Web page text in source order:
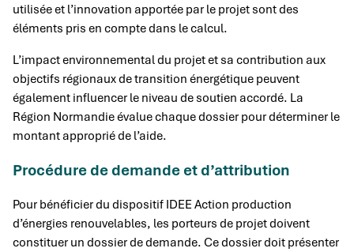
utilisée et l’innovation apportée par le projet sont des
éléments pris en compte dans le calcul.
L’impact environnemental du projet et sa contribution aux
objectifs régionaux de transition énergétique peuvent
également influencer le niveau de soutien accordé. La
Région Normandie évalue chaque dossier pour déterminer le
montant approprié de l’aide.
Procédure de demande et d’attribution
Pour bénéficier du dispositif IDEE Action production
d’énergies renouvelables, les porteurs de projet doivent
constituer un dossier de demande. Ce dossier doit présenter